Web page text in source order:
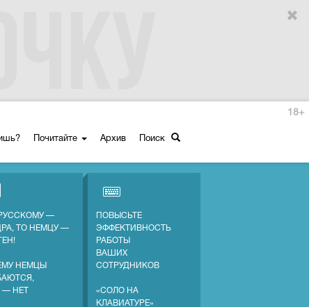
Почитайте Архив Поиск
18+
—
ТО НЕМЦУ —
НЕМЦЫ
НЕТ
ПОВЫСЬТЕ
ЭФФЕКТИВНОСТЬ
РАБОТЫ
ВАШИХ
СОТРУДНИКОВ
«СОЛО НА
КЛАВИАТУРЕ»